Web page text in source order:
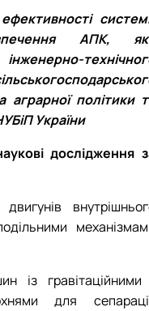
АПК,
аграрної політики
України
дослідження
із гравітаційними
для